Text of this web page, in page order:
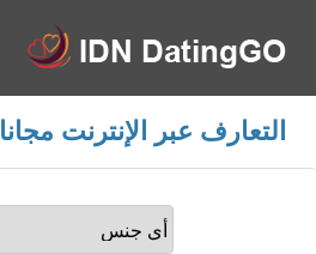
التعارف عبر الإنترنت مجانا Krian، إندونيسيا